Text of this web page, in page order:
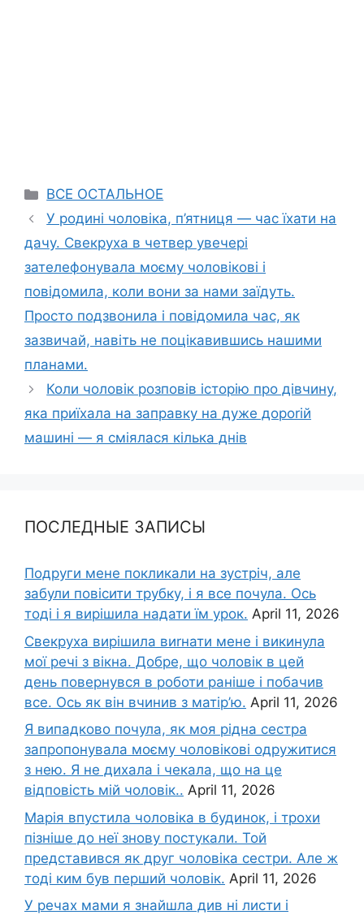
Categories
ВСЕ ОСТАЛЬНОЕ
У родині чоловіка, п’ятниця — час їхати на
дачу. Свекруха в четвер увечері
зателефонувала моєму чоловікові і
повідомила, коли вони за нами заїдуть.
Просто подзвонила і повідомила час, як
зазвичай, навіть не поцікавившись нашими
планами.
Коли чоловік розповів історію про дівчину,
яка приїхала на заправку на дуже дороrій
машині — я сміялася кілька днів
ПОСЛЕДНЫЕ ЗАПИСЫ
Подруги мене покликали на зустріч, але
забули повісити трубку, і я все почула. Ось
тоді і я вирішила надати їм урок. April 11, 2026
Свекруха вирішила виrнати мене і викинула
мої речі з вікна. Добре, що чоловік в цей
день повернувся в роботи раніше і побачив
все. Ось як він вчинив з матір’ю. April 11, 2026
Я випадково почула, як моя рідна сестра
запропонувала моєму чоловікові одружитися
з нею. Я не дихала і чекала, що на це
відповість мій чоловік.. April 11, 2026
Марія впустила чоловіка в будинок, і трохи
пізніше до неї знову постукали. Той
представився як друг чоловіка сестри. Але ж
тоді ким був перший чоловік. April 11, 2026
У речах мами я знайшла див ні листи і